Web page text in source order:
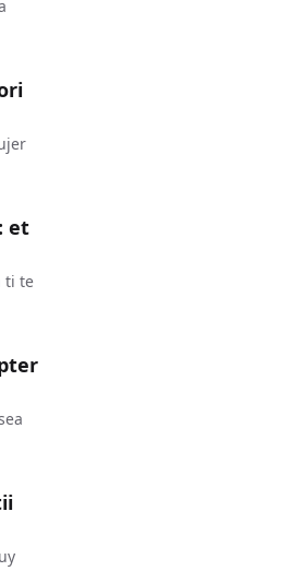
et
ti te